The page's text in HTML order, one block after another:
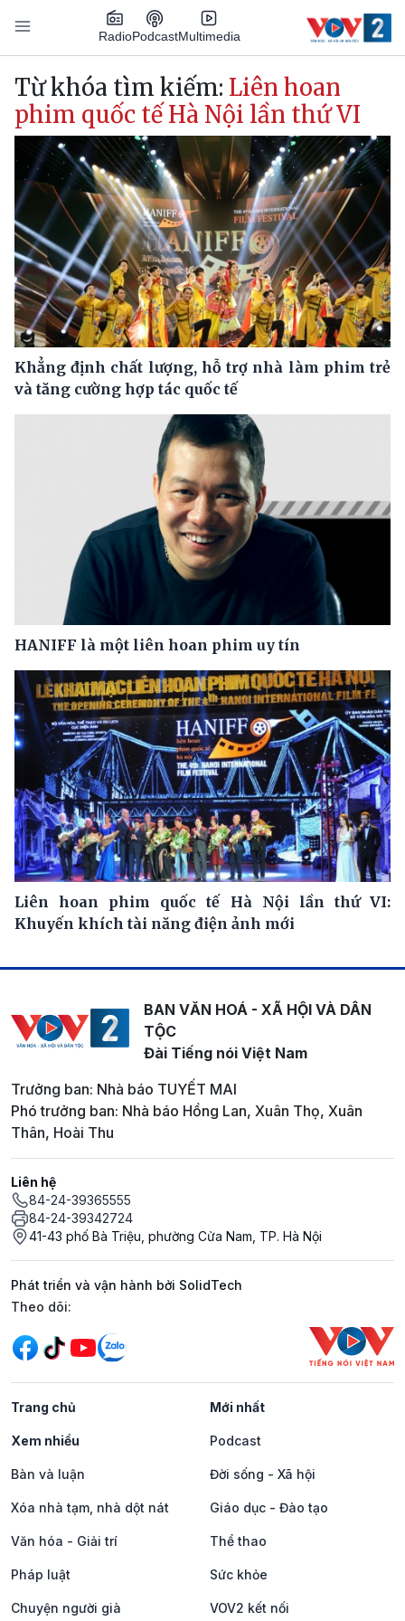
Nhảy đến nội dung
RadioPodcastMultimedia
Main navigation
Từ khóa tìm kiếm: Liên hoan
phim quốc tế Hà Nội lần thứ VI
Khẳng định chất lượng, hỗ trợ nhà làm phim trẻ
và tăng cường hợp tác quốc tế
HANIFF là một liên hoan phim uy tín
Liên hoan phim quốc tế Hà Nội lần thứ VI:
Khuyến khích tài năng điện ảnh mới
BAN VĂN HOÁ - XÃ HỘI VÀ DÂN
TỘC
Đài Tiếng nói Việt Nam
Trưởng ban: Nhà báo TUYẾT MAI
Phó trưởng ban: Nhà báo Hồng Lan, Xuân Thọ, Xuân
Thân, Hoài Thu
Liên hệ
84-24-39365555
84-24-39342724
41-43 phố Bà Triệu, phường Cửa Nam, TP. Hà Nội
Phát triển và vận hành bởi SolidTech
Mạng xã hội
Theo dõi:
Trang chủ Mới nhất
Xem nhiều Podcast
Bàn và luận Đời sống - Xã hội
Xóa nhà tạm, nhà dột nát Giáo dục - Đào tạo
Văn hóa - Giải trí Thể thao
Pháp luật Sức khỏe
Chuyện người già VOV2 kết nối